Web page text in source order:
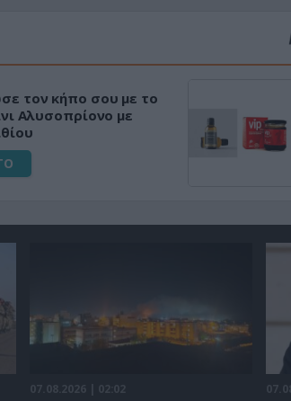
τον κήπο σου με το
Αλυσοπρίονο με
07.08.2026 | 02:02